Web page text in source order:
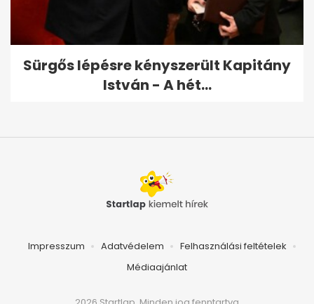
Sürgős lépésre kényszerült Kapitány
István - A hét...
Impresszum Adatvédelem
Felhasználási feltételek
Médiaajánlat